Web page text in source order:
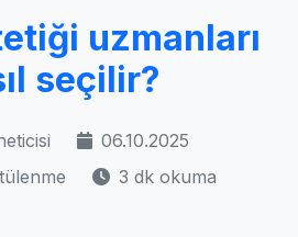
uzmanları
seçilir?
06.10.2025
3 dk okuma